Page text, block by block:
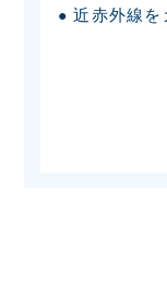
● 近赤外線を